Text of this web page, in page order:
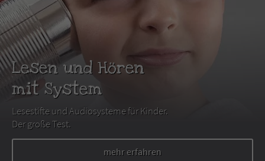
Lesen und Hören
mit System
Lesestifte und Audiosysteme für Kinder.
Der große Test.
mehr erfahren